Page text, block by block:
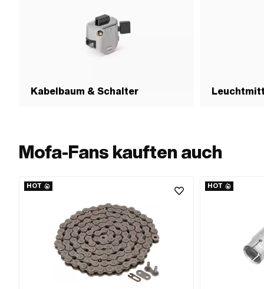
Kabelbaum & Schalter
Mofa-Fans kauften auch
HOT HOT